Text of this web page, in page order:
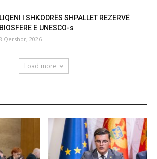
LIQENI I SHKODRËS SHPALLET REZERVË
BIOSFERE E UNESCO-s
Qershor, 2026
Load more